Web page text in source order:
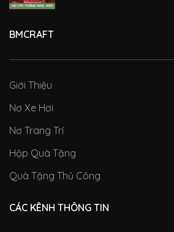
BMCRAFT
Giới Thiệu
Nơ Xe Hơi
Nơ Trang Trí
Hộp Quà Tặng
Quà Tặng Thủ Công
CÁC KÊNH THÔNG TIN